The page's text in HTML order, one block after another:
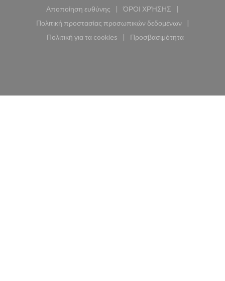
Αποποίηση ευθύνης
((ανοίγει σε νέο παράθυρο))
ΌΡΟΙ ΧΡΉΣΗΣ
((ανοίγει σε νέο
Πολιτική προστασίας προσωπικών δεδομένων
((ανοίγει σε νέο παράθυρο))
Πολιτική για τα cookies
((ανοίγει σε νέο παράθυρο))
Προσβασιμότητα
((ανοίγει σε νέο